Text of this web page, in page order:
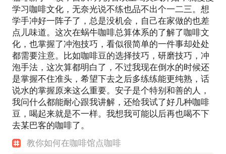
学习咖啡文化，无奈光说不练也品不出个一二三。想
学手冲好一阵子了，总是没机会，自己在家做的也差
点儿味道。这次在蜗牛咖啡总算体系的了解了咖啡文
化，也掌握了冲泡技巧，看似很简单的一件事却处处
都需要注意。比如咖啡豆的选择技巧，研磨技巧，冲
泡手法，这次算都明白了，不过我现在倒水的时候还
是掌握不住准头，希望下去之后多练练能更纯熟，话
说水的掌握原来这么重要。安子是个特别和善的人，
我问什么都能耐心跟我讲解，还给我试了好几种咖啡
豆，喝起来就是不一样。我想我可能以后再也喝不下
去某巴客的咖啡了。
教你如何在咖啡馆点咖啡